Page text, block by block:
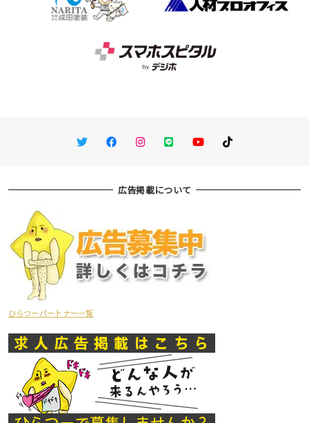
TwitterFacebookInstagram
LINE You TubeTikTok
広告掲載について
ひらつーパートナー一覧